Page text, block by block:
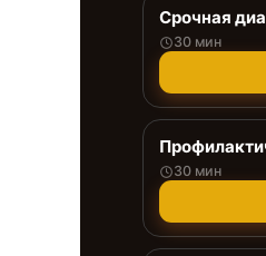
Срочная
30 мин
30 мин